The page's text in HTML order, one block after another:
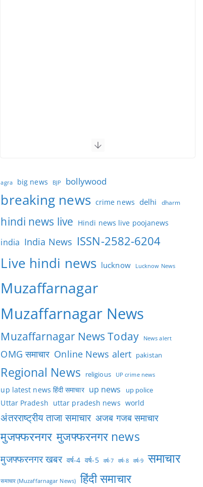
agra big news BJP bollywood
breaking news crime news delhi dharm
hindi news live Hindi news live poojanews
india India News ISSN-2582-6204
Live hindi news lucknow Lucknow News
Muzaffarnagar
Muzaffarnagar News
Muzaffarnagar News Today News alert
OMG समाचार Online News alert pakistan
Regional News religious UP crime news
up latest news हिंदी समाचार up news up police
Uttar Pradesh uttar pradesh news world
अंतरराष्ट्रीय ताजा समाचार अजब गजब समाचार
मुजफ्फरनगर मुजफ्फरनगर news
मुजफ्फरनगर खबर वर्ष-4 वर्ष-5 वर्ष-7 वर्ष-8 वर्ष-9 समाचार
समाचार (Muzaffarnagar News) हिंदी समाचार